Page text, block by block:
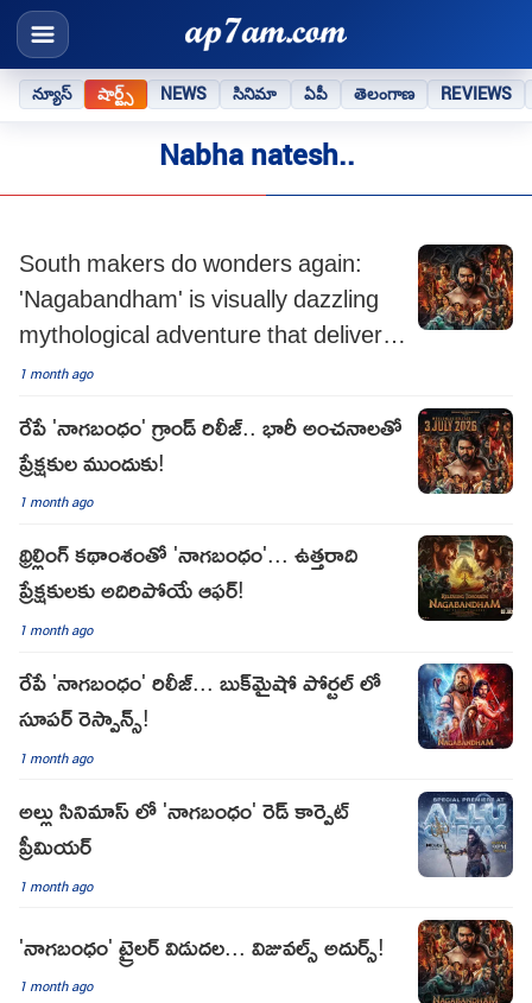
న్యూస్ షార్ట్స్ NEWS సినిమా ఏపీ తెలంగాణ REVIEWS
Nabha natesh..
South makers do wonders again:
'Nagabandham' is visually dazzling
mythological adventure that delivers
on scale and spectacle
1 month ago
రేపే 'నాగబంధం' గ్రాండ్ రిలీజ్.. భారీ అంచనాలతో
ప్రేక్షకుల ముందుకు!
1 month ago
థ్రిల్లింగ్ కథాంశంతో 'నాగబంధం'... ఉత్తరాది
ప్రేక్షకులకు అదిరిపోయే ఆఫర్!
1 month ago
రేపే 'నాగబంధం' రిలీజ్... బుక్‌మైషో పోర్టల్ లో
సూపర్ రెస్పాన్స్!
1 month ago
అల్లు సినిమాస్ లో 'నాగబంధం' రెడ్ కార్పెట్
ప్రీమియర్
1 month ago
'నాగబంధం' ట్రైలర్ విడుదల... విజువల్స్ అదుర్స్!
1 month ago